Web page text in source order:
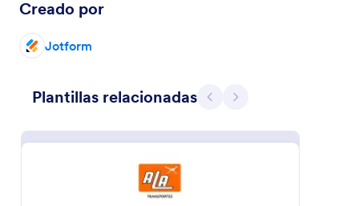
Creado por
Jotform
Plantillas relacionadas AtrásSiguiente
pedido de perritos y palomitas para recoger
Usar plantilla
Vista previa